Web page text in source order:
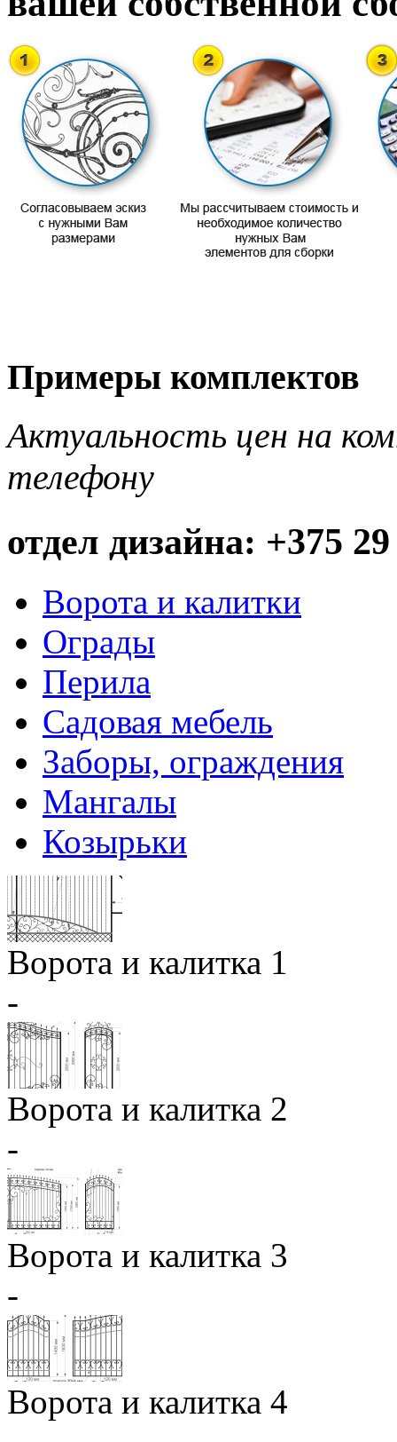
Примеры комплектов
Актуальность цен на
телефону
отдел дизайна: +375
Ворота и калитки
Ограды
Перила
Садовая мебель
Заборы, ограждения
Мангалы
Козырьки
Ворота и калитка 1
-
Ворота и калитка 2
-
Ворота и калитка 3
-
Ворота и калитка 4